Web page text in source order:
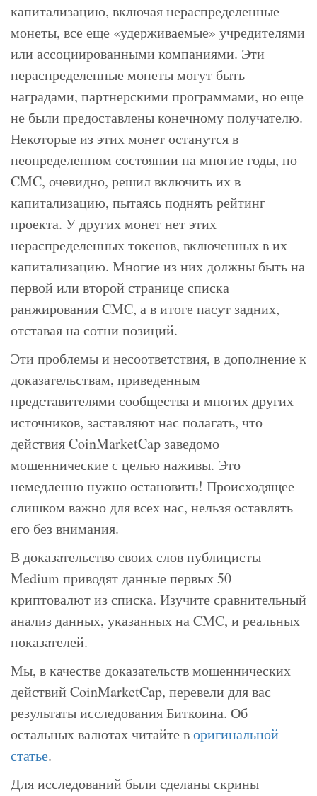
капитализацию, включая нераспределенные
монеты, все еще «удерживаемые» учредителями
или ассоциированными компаниями. Эти
нераспределенные монеты могут быть
наградами, партнерскими программами, но еще
не были предоставлены конечному получателю.
Некоторые из этих монет останутся в
неопределенном состоянии на многие годы, но
CMC, очевидно, решил включить их в
капитализацию, пытаясь поднять рейтинг
проекта. У других монет нет этих
нераспределенных токенов, включенных в их
капитализацию. Многие из них должны быть на
первой или второй странице списка
ранжирования CMC, а в итоге пасут задних,
отставая на сотни позиций.
Эти проблемы и несоответствия, в дополнение к
доказательствам, приведенным
представителями сообщества и многих других
источников, заставляют нас полагать, что
действия CoinMarketCap заведомо
мошеннические с целью наживы. Это
немедленно нужно остановить! Происходящее
слишком важно для всех нас, нельзя оставлять
его без внимания.
В доказательство своих слов публицисты
Medium приводят данные первых 50
криптовалют из списка. Изучите сравнительный
анализ данных, указанных на CMC, и реальных
показателей.
Мы, в качестве доказательств мошеннических
действий CoinMarketCap, перевели для вас
результаты исследования Биткоина. Об
остальных валютах читайте воригинальной
статье.
Для исследований были сделаны скрины